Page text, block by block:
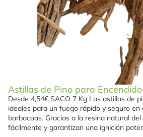
Astillas de Pino para Encendido
Desde 4,54€ SACO 7 Kg Las astillas de
ideales para un fuego rápido y seguro
barbacoas. Gracias a la resina natural
fácilmente y garantizan una ignición